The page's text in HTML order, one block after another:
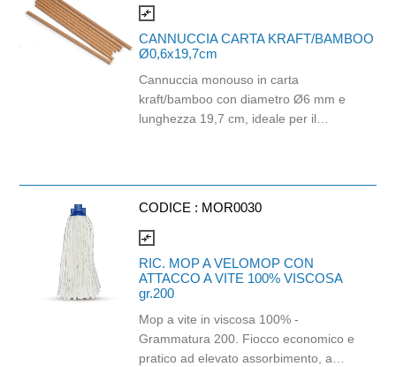
compare_arrows
CANNUCCIA CARTA KRAFT/BAMBOO
Ø0,6x19,7cm
Cannuccia monouso in carta
kraft/bamboo con diametro Ø6 mm e
lunghezza 19,7 cm, ideale per il
industrialmente compostabile,
rappresenta una soluzione pratica e
sostenibile per bar, ristoranti, hotel,
catering, eventi e attività di
somministrazione. La finitura kraft
dona un aspetto naturale ed elegante,
perfetto per locali attenti alla
sostenibilità. Idonea al contatto con gli
CODICE : MOR0030
compare_arrows
RIC. MOP A VELOMOP CON
ATTACCO A VITE 100% VISCOSA
gr.200
Mop a vite in viscosa 100% -
Grammatura 200. Fiocco economico e
pratico ad elevato assorbimento, a